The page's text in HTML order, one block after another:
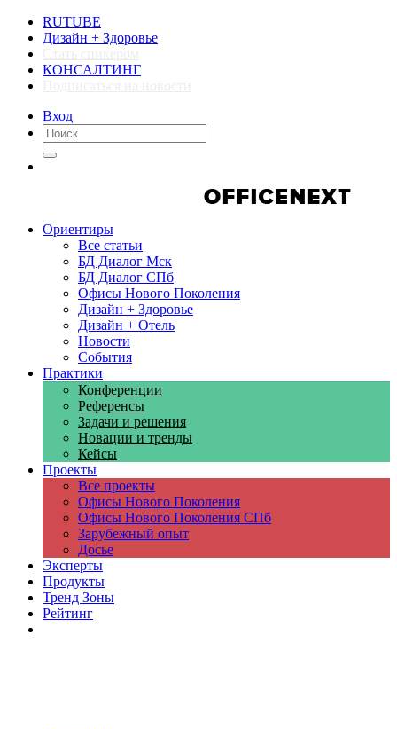
RUTUBE
Дизайн + Здоровье
КОНСАЛТИНГ
Вход
Ориентиры
Все статьи
БД Диалог Мск
БД Диалог СПб
Офисы Нового Поколения
Дизайн + Здоровье
Дизайн + Отель
Новости
События
Практики
Конференции
Референсы
Задачи и решения
Новации и тренды
Кейсы
Проекты
Все проекты
Офисы Нового Поколения
Офисы Нового Поколения СПб
Зарубежный опыт
Досье
Эксперты
Продукты
Тренд Зоны
Рейтинг